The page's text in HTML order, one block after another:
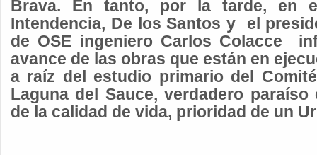
Brava. En tanto, por la tarde, en
Intendencia, De los Santos y
el
de OSE ingeniero Carlos Colacce
avance de las obras que están en
a raíz del estudio primario del
Laguna del Sauce, verdadero paraíso
de la calidad de vida, prioridad de un